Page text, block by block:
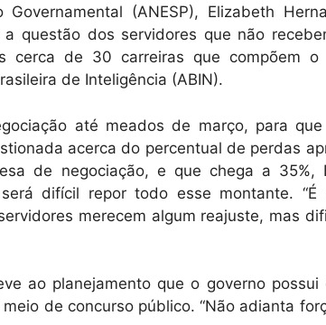
(ANESP), Elizabeth
questão dos servidores que não
cerca de 30 carreiras que compõem o
de Inteligência (ABIN).
até meados de março, para
acerca do percentual de perdas
de negociação, e que chega a 35%,
difícil repor todo esse montante. “É
merecem algum reajuste, mas
ao planejamento que o governo possui
de concurso público. “Não adianta